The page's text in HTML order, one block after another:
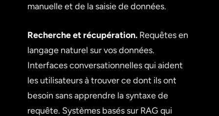
manuelle et de la saisie de données.
Recherche et récupération. Requêtes en
langage naturel sur vos données.
Interfaces conversationnelles qui aident
les utilisateurs à trouver ce dont ils ont
besoin sans apprendre la syntaxe de
requête. Systèmes basés sur RAG qui